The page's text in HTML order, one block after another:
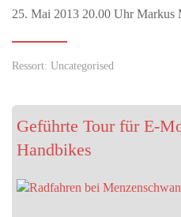
25. Mai 2013 20.00 Uhr Markus
Ressort: Uncategorised
Geführte Tour für E-
Handbikes